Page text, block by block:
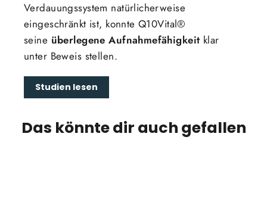
Verdauungssystem natürlicherweise
eingeschränkt ist, konnte Q10Vital®
seine überlegene Aufnahmefähigkeit klar
unter Beweis stellen.
Studien lesen
Das könnte dir auch gefallen